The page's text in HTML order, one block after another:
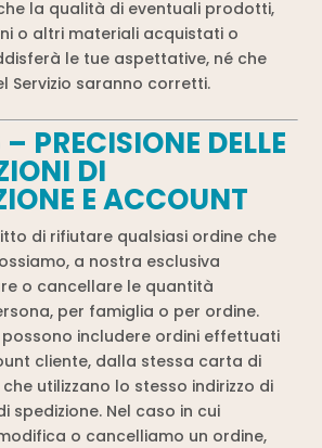
la qualità di eventuali prodotti,
o altri materiali acquistati o
le tue aspettative, né che
Servizio saranno corretti.
PRECISIONE DELLE
DI
E ACCOUNT
di rifiutare qualsiasi ordine che
a nostra esclusiva
o cancellare le quantità
per famiglia o per ordine.
possono includere ordini effettuati
cliente, dalla stessa carta di
utilizzano lo stesso indirizzo di
spedizione. Nel caso in cui
o cancelliamo un ordine,